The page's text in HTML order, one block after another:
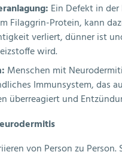
Ein Defekt in
Filaggrin-Protein, kann
verliert, dünner ist
wird.
Menschen mit
Immunsystem, das
überreagiert und
von Person zu Person.